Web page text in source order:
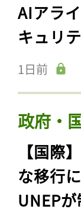
AIアラ
キュリ
1日前
政府・
【国際
な移行
UNEP